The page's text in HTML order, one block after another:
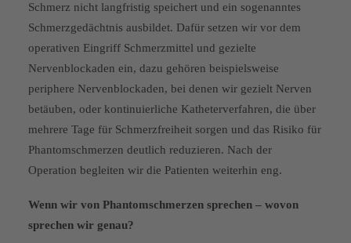
Schmerz nicht langfristig speichert und ein sogenanntes
Schmerzgedächtnis ausbildet. Dafür setzen wir vor dem
operativen Eingriff Schmerzmittel und gezielte
Nervenblockaden ein, dazu gehören beispielsweise
periphere Nerven­blockaden, bei denen wir gezielt Nerven
betäuben, oder kontinuierliche Katheterverfahren, die über
mehrere Tage für Schmerzfreiheit sorgen und das Risiko für
Phantom­schmerzen deutlich reduzieren. Nach der
Operation begleiten wir die Patienten weiterhin eng.
Wenn wir von Phantomschmerzen sprechen – wovon
sprechen wir genau?